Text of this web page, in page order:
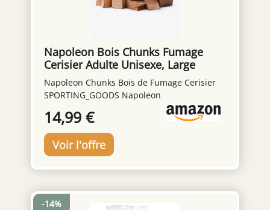
Napoleon Bois Chunks Fumage
Cerisier Adulte Unisexe, Large
Napoleon Chunks Bois de Fumage Cerisier
SPORTING_GOODS Napoleon
14,99 €
-14%